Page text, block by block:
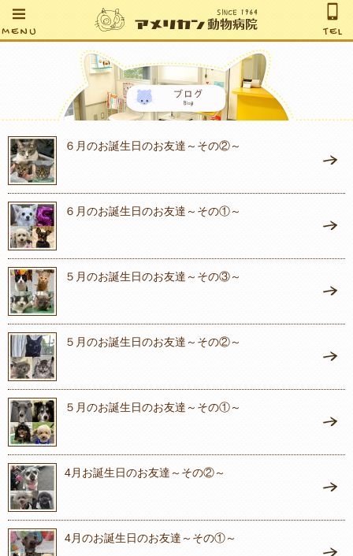
MENU TEL
６月のお誕生日のお友達～その②～
６月のお誕生日のお友達～その①～
５月のお誕生日のお友達～その③～
５月のお誕生日のお友達～その②～
５月のお誕生日のお友達～その①～
4月お誕生日のお友達～その②～
4月のお誕生日のお友達～その①～